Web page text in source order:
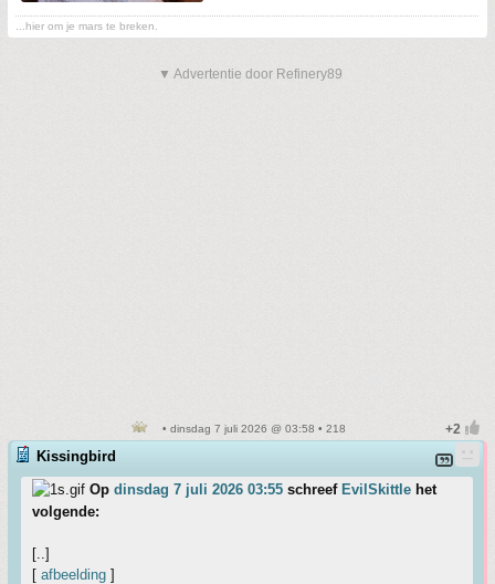
...hier om je mars te breken.
▼ Advertentie door Refinery89
• dinsdag 7 juli 2026 @ 03:58 • 218
Kissingbird
Op dinsdag 7 juli 2026 03:55 schreef EvilSkittle het
volgende:
[..]
[ afbeelding ]